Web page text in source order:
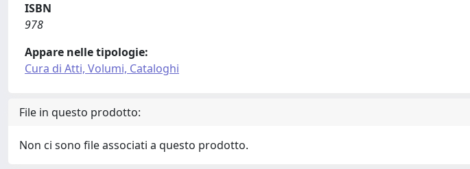
ISBN
978
Appare nelle tipologie:
Cura di Atti, Volumi, Cataloghi
File in questo prodotto:
Non ci sono file associati a questo prodotto.